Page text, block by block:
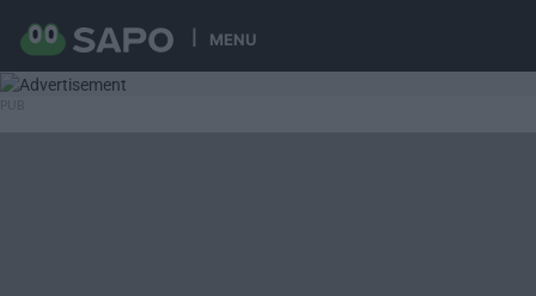
MENU